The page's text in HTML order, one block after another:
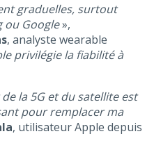
graduelles, surtout
ou Google»,
, analyste wearable
privilégie la fiabilité à
de la 5G et du satellite est
pour remplacer ma
, utilisateur Apple depuis